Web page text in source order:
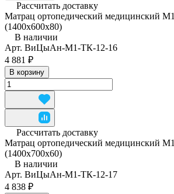
Рассчитать доставку
Матрац ортопедический медицинский
(1400x600x80)
В наличии
Арт. ВиЦыАн-М1-ТК-12-16
4 881 ₽
В корзину
Рассчитать доставку
Матрац ортопедический медицинский
(1400x700x60)
В наличии
Арт. ВиЦыАн-М1-ТК-12-17
4 838 ₽